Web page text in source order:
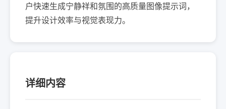
户快速生成宁静祥和氛围的高质量图像提示词，
提升设计效率与视觉表现力。
详细内容